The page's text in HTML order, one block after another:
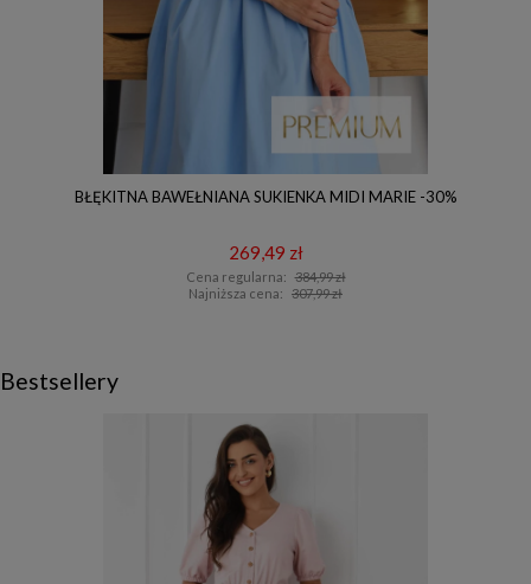
BŁĘKITNA BAWEŁNIANA SUKIENKA MIDI MARIE -30%
269,49 zł
Cena regularna: 384,99 zł
Najniższa cena:
307,99 zł
Bestsellery